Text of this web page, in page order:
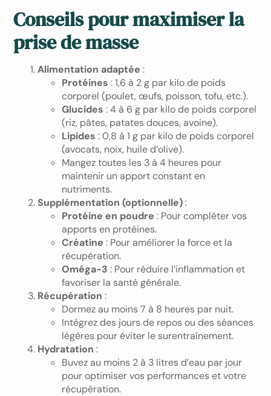
Conseils pour maximiser la
prise de masse
Alimentation adaptée :
Protéines : 1,6 à 2 g par kilo de poids
corporel (poulet, œufs, poisson, tofu, etc.).
Glucides : 4 à 6 g par kilo de poids corporel
(riz, pâtes, patates douces, avoine).
Lipides : 0,8 à 1 g par kilo de poids corporel
(avocats, noix, huile d’olive).
Mangez toutes les 3 à 4 heures pour
maintenir un apport constant en
nutriments.
Supplémentation (optionnelle):
Protéine en poudre : Pour compléter vos
apports en protéines.
Créatine : Pour améliorer la force et la
récupération.
Oméga-3 : Pour réduire l’inflammation et
favoriser la santé générale.
Récupération :
Dormez au moins 7 à 8 heures par nuit.
Intégrez des jours de repos ou des séances
légères pour éviter le surentraînement.
Hydratation :
Buvez au moins 2 à 3 litres d’eau par jour
pour optimiser vos performances et votre
récupération.